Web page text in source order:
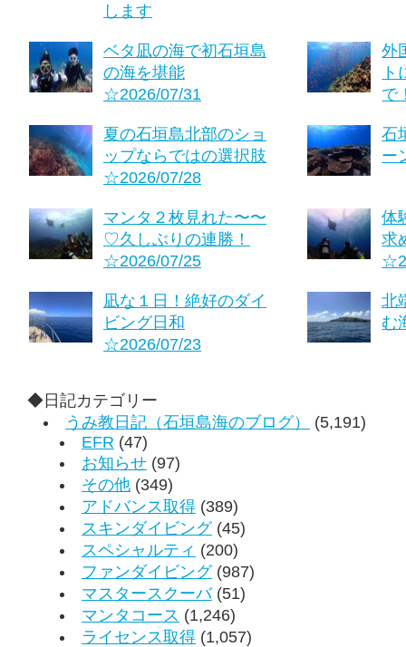
します
ベタ凪の海で初石垣島
の海を堪能
☆2026/07/31
外
ト
で
夏の石垣島北部のショ
ップならではの選択肢
☆2026/07/28
石
ー
マンタ２枚見れた〜〜
♡久しぶりの連勝！
☆2026/07/25
体
求
凪な１日！絶好のダイ
ビング日和
☆2026/07/23
北
む
◆日記カテゴリー
うみ教日記（石垣島海のブログ）
(5,191)
EFR (47)
お知らせ (97)
その他 (349)
アドバンス取得 (389)
スキンダイビング(45)
スペシャルティ (200)
ファンダイビング(987)
マスタースクーバ(51)
マンタコース (1,246)
ライセンス取得 (1,057)